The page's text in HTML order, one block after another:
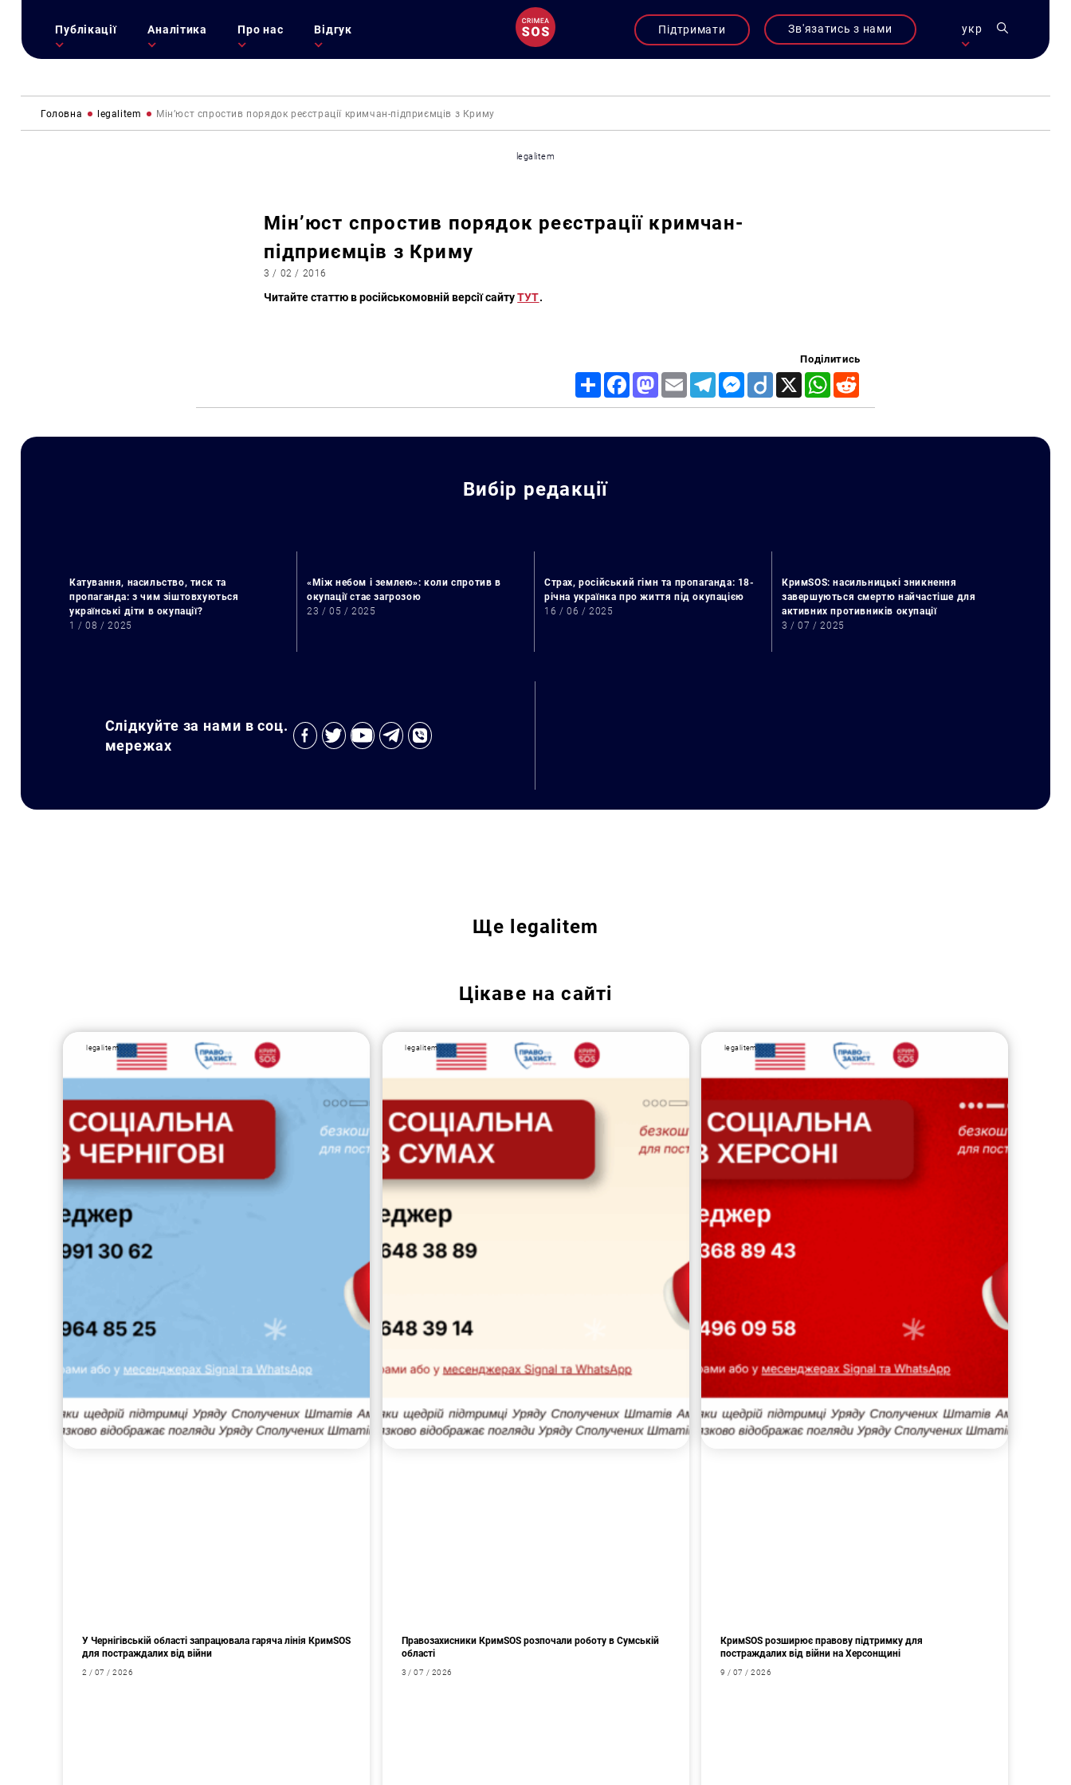
Публікації Аналітика Про нас Відгук Підтримати Зв'язатись з нами укр
Головна legalitem Мін’юст спростив порядок реєстрації кримчан-підприємців з Криму
legalitem
Мін’юст спростив порядок реєстрації кримчан-
підприємців з Криму
3 / 02 / 2016
Читайте статтю в російськомовній версії сайтуТУТ.
Поділитись
Share FacebookMastodon
Email TelegramMessenger
Diigo X WhatsApp
Вибір редакції
Катування, насильство, тиск та
пропаганда: з чим зіштовхуються
українські діти в окупації?
1 / 08 / 2025
«Між небом і землею»: коли спротив в
окупації стає загрозою
23 / 05 / 2025
Страх, російський гімн та пропаганда: 18-
річна українка про життя під окупацією
16 / 06 / 2025
КримSOS: насильницькі зникнення
завершуються смертю найчастіше для
активних противників окупації
3 / 07 / 2025
Слідкуйте за нами в соц.
мережах
Ще legalitem
Цікаве на сайті
legalitem
У Чернігівській області запрацювала гаряча лінія КримSOS
для постраждалих від війни
2 / 07 / 2026
legalitem
Правозахисники КримSOS розпочали роботу в Сумській
області
3 / 07 / 2026
legalitem
КримSOS розширює правову підтримку для
постраждалих від війни на Херсонщині
9 / 07 / 2026